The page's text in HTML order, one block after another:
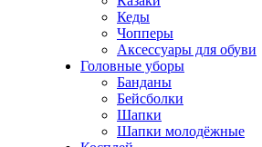
Кеды
Чопперы
Аксессуары для обуви
Головные уборы
Банданы
Бейсболки
Шапки
Шапки молодёжные